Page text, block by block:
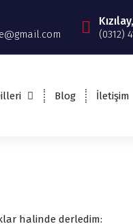
(0312)
Blog İletişim
halinde derledim: